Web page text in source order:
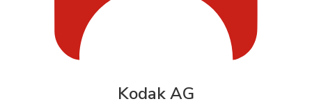
Kodak AG